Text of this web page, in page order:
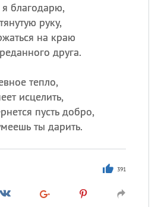
благодарю,
руку,
на краю
друга.
тепло,
исцелить,
пусть добро,
ты дарить.
391